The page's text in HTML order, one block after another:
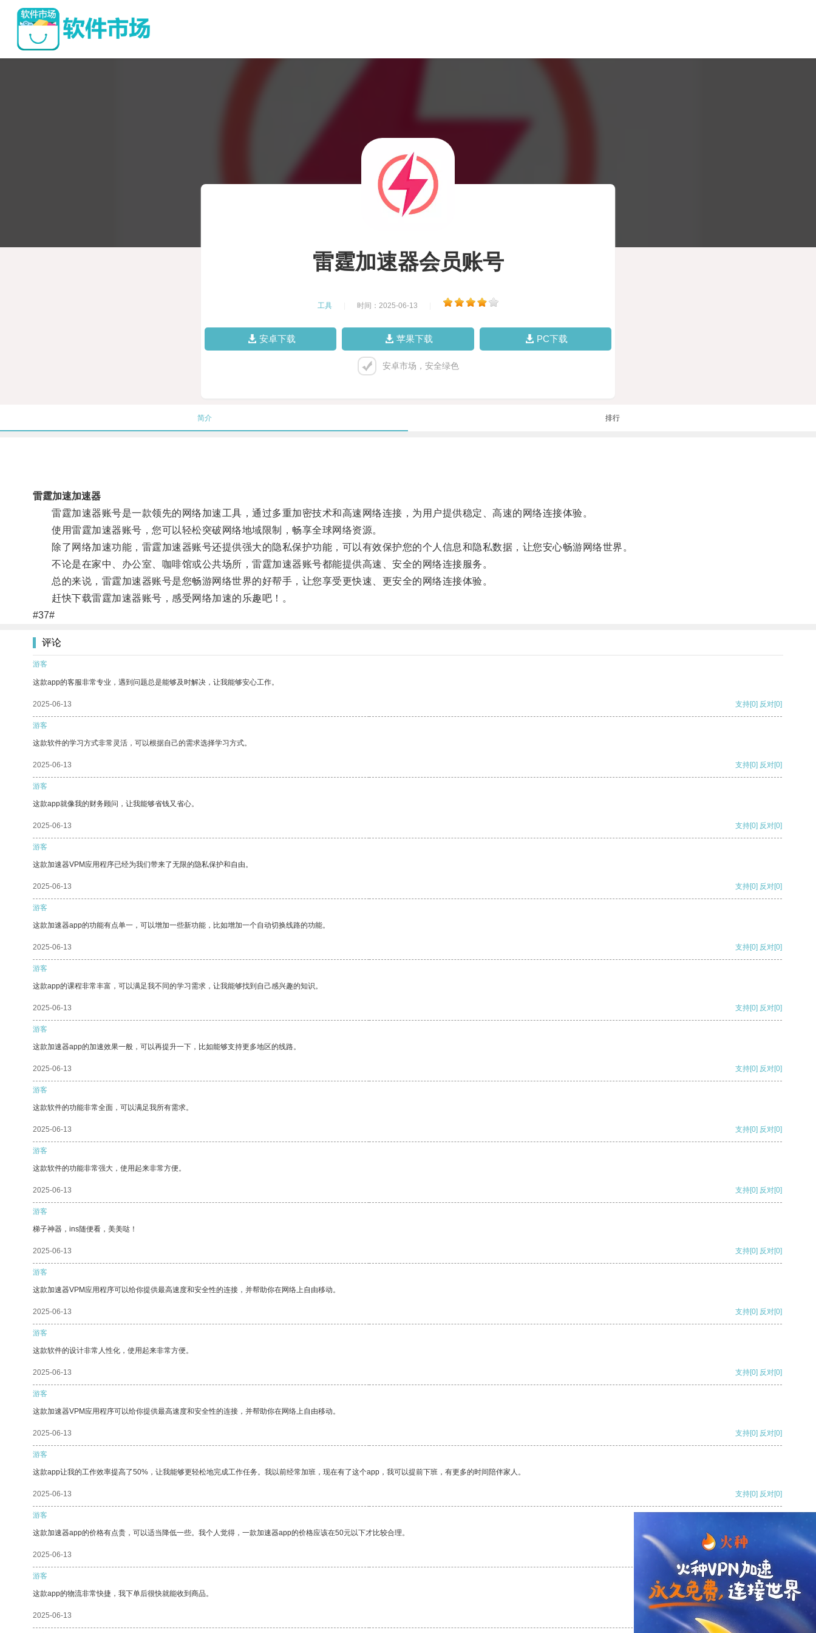
雷霆加速器会员账号
工具 时间：2025-06-13
安卓下载 苹果下载 PC下载
安卓市场，安全绿色
简介 排行
雷霆加速加速器
雷霆加速器账号是一款领先的网络加速工具，通过多重加密技术和高速网络连接，为用户提供稳定、高速的网络连接体验。
使用雷霆加速器账号，您可以轻松突破网络地域限制，畅享全球网络资源。
除了网络加速功能，雷霆加速器账号还提供强大的隐私保护功能，可以有效保护您的个人信息和隐私数据，让您安心畅游网络世界。
不论是在家中、办公室、咖啡馆或公共场所，雷霆加速器账号都能提供高速、安全的网络连接服务。
总的来说，雷霆加速器账号是您畅游网络世界的好帮手，让您享受更快速、更安全的网络连接体验。
赶快下载雷霆加速器账号，感受网络加速的乐趣吧！。
#37#
评论
游客
这款app的客服非常专业，遇到问题总是能够及时解决，让我能够安心工作。
2025-06-13 支持[0] 反对[0]
游客
这款软件的学习方式非常灵活，可以根据自己的需求选择学习方式。
2025-06-13 支持[0] 反对[0]
游客
这款app就像我的财务顾问，让我能够省钱又省心。
2025-06-13 支持[0] 反对[0]
游客
这款加速器VPM应用程序已经为我们带来了无限的隐私保护和自由。
2025-06-13 支持[0] 反对[0]
游客
这款加速器app的功能有点单一，可以增加一些新功能，比如增加一个自动切换线路的功能。
2025-06-13 支持[0] 反对[0]
游客
这款app的课程非常丰富，可以满足我不同的学习需求，让我能够找到自己感兴趣的知识。
2025-06-13 支持[0] 反对[0]
游客
这款加速器app的加速效果一般，可以再提升一下，比如能够支持更多地区的线路。
2025-06-13 支持[0] 反对[0]
游客
这款软件的功能非常全面，可以满足我所有需求。
2025-06-13 支持[0] 反对[0]
游客
这款软件的功能非常强大，使用起来非常方便。
2025-06-13 支持[0] 反对[0]
游客
梯子神器，ins随便看，美美哒！
2025-06-13 支持[0] 反对[0]
游客
这款加速器VPM应用程序可以给你提供最高速度和安全性的连接，并帮助你在网络上自由移动。
2025-06-13 支持[0] 反对[0]
游客
这款软件的设计非常人性化，使用起来非常方便。
2025-06-13 支持[0] 反对[0]
游客
这款加速器VPM应用程序可以给你提供最高速度和安全性的连接，并帮助你在网络上自由移动。
2025-06-13 支持[0] 反对[0]
游客
这款app让我的工作效率提高了50%，让我能够更轻松地完成工作任务。我以前经常加班，现在有了这个app，我可以提前下班，有更多的时间陪伴家人。
2025-06-13 支持[0] 反对[0]
游客
这款加速器app的价格有点贵，可以适当降低一些。我个人觉得，一款加速器app的价格应该在50元以下才比较合理。
2025-06-13
游客
这款app的物流非常快捷，我下单后很快就能收到商品。
2025-06-13 反对